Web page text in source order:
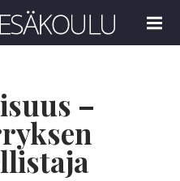
MENU
–